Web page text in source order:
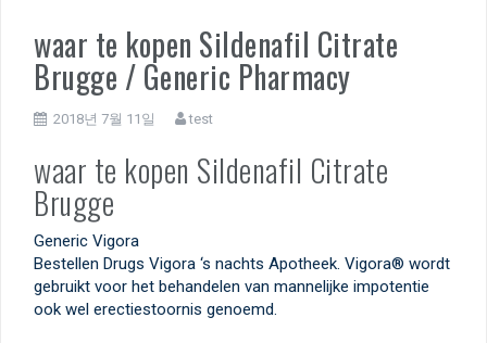
waar te kopen Sildenafil Citrate
Brugge / Generic Pharmacy
2018년 7월 11일 test
waar te kopen Sildenafil Citrate
Brugge
Generic Vigora
Bestellen Drugs Vigora ‘s nachts Apotheek. Vigora® wordt
gebruikt voor het behandelen van mannelijke impotentie
ook wel erectiestoornis genoemd.